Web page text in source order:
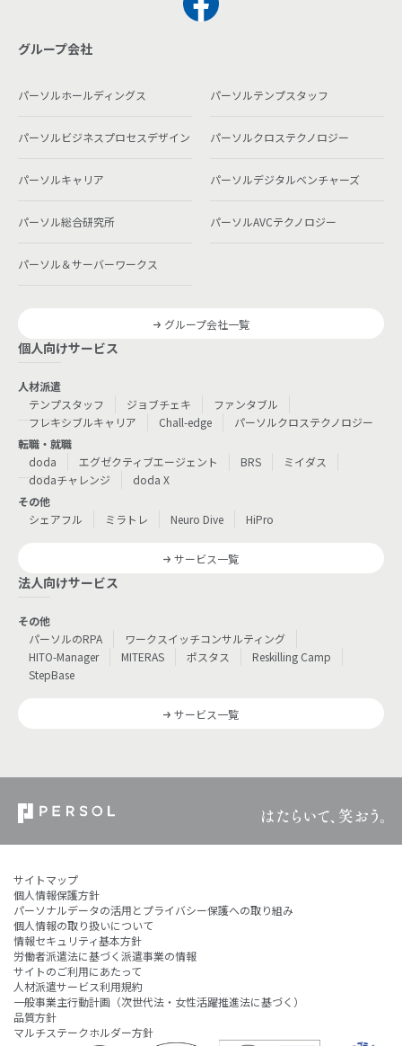
グループ会社
パーソルホールディングス パーソルテンプスタッフ
パーソルビジネスプロセスデザイン パーソルクロステクノロジー
パーソルキャリア パーソルデジタルベンチャーズ
パーソル総合研究所 パーソルAVCテクノロジー
パーソル＆サーバーワークス
グループ会社一覧
個人向けサービス
人材派遣
テンプスタッフ
ジョブチェキ
ファンタブル
フレキシブルキャリア
Chall-edge
パーソルクロステクノロジー
転職・就職
doda
エグゼクティブエージェント BRS
ミイダス
dodaチャレンジ
doda X
その他
シェアフル
ミラトレ Neuro Dive HiPro
サービス一覧
法人向けサービス
その他
パーソルのRPA
ワークスイッチコンサルティング
HITO-Manager
MITERAS ポスタス
Reskilling Camp
StepBase
サービス一覧
サイトマップ
個人情報保護方針
パーソナルデータの活用とプライバシー保護への取り組み
個人情報の取り扱いについて
情報セキュリティ基本方針
労働者派遣法に基づく派遣事業の情報
サイトのご利用にあたって
人材派遣サービス利用規約
一般事業主行動計画（次世代法・女性活躍推進法に基づく）
品質方針
マルチステークホルダー方針